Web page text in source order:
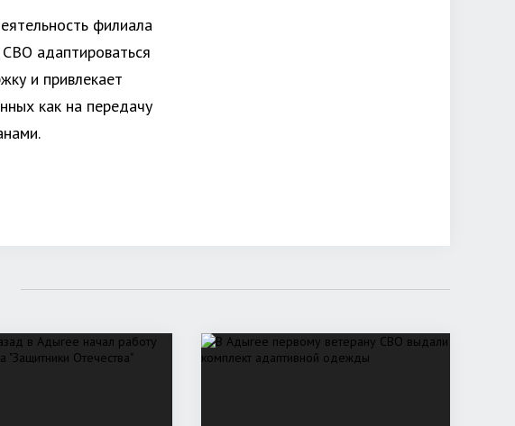
филиала
адаптироваться
и привлекает
как на передачу